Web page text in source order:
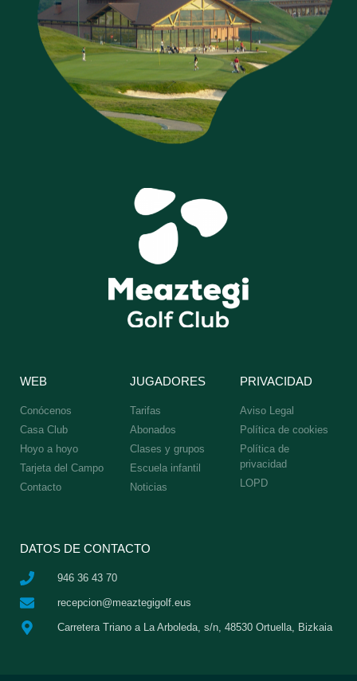
WEB
Conócenos
Casa Club
Hoyo a hoyo
Tarjeta del Campo
Contacto
JUGADORES
Tarifas
Abonados
Clases y grupos
Escuela infantil
Noticias
PRIVACIDAD
Aviso Legal
Política de cookies
Política de
privacidad
LOPD
DATOS DE CONTACTO
946 36 43 70
recepcion@meaztegigolf.eus
Carretera Triano a La Arboleda, s/n, 48530 Ortuella, Bizkaia